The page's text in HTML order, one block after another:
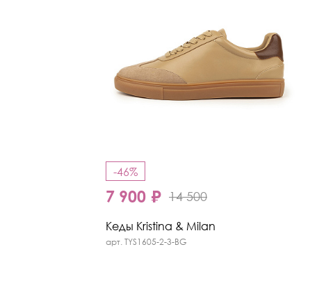
-46%
7 900 ₽ 14 500
Кеды Kristina & Milan
арт. TYS1605-2-3-BG